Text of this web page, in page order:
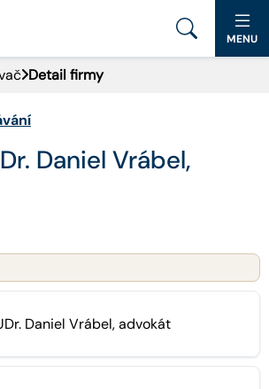
MENU
Detail firmy
Daniel Vrábel,
Daniel Vrábel, advokát